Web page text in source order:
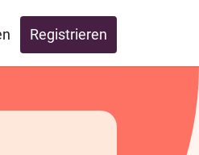
Registrieren